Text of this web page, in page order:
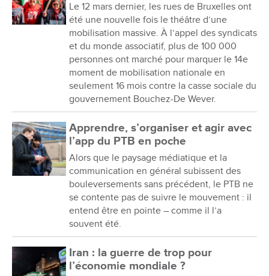
Le 12 mars dernier, les rues de Bruxelles ont
été une nouvelle fois le théâtre d’une
mobilisation massive. À l’appel des syndicats
et du monde associatif, plus de 100 000
personnes ont marché pour marquer le 14e
moment de mobilisation nationale en
seulement 16 mois contre la casse sociale du
gouvernement Bouchez-De Wever.
Apprendre, s’organiser et agir avec
l’app du PTB en poche
Alors que le paysage médiatique et la
communication en général subissent des
bouleversements sans précédent, le PTB ne
se contente pas de suivre le mouvement : il
entend être en pointe – comme il l’a
souvent été.
Iran : la guerre de trop pour
l’économie mondiale ?